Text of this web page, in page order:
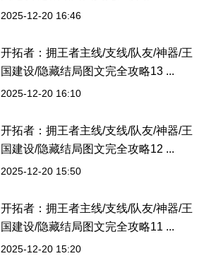
2025-12-20 16:46
开拓者：拥王者主线/支线/队友/神器/王
国建设/隐藏结局图文完全攻略13 ...
2025-12-20 16:10
开拓者：拥王者主线/支线/队友/神器/王
国建设/隐藏结局图文完全攻略12 ...
2025-12-20 15:50
开拓者：拥王者主线/支线/队友/神器/王
国建设/隐藏结局图文完全攻略11 ...
2025-12-20 15:20